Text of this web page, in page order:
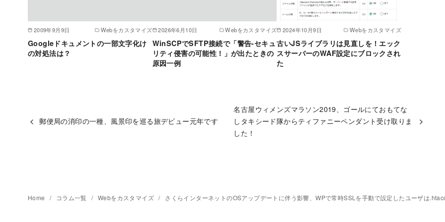
2009年9月9日 Webをカスタマイズ
Googleドキュメントの一部文字化け
の対処法は？
2026年6月10日 Webをカスタマイズ
WinSCPでSFTP接続で「警告-セキュ
リティ侵害の可能性！」が出たときの
原因一例
2024年10月9日 Webをカスタマイズ
古いJSライブラリは見直しを！エック
スサーバーのWAF設定にブロックされ
た
郵便局の消印の一種、風景印を巡る旅デビュー元年です
名古屋ウィメンズマラソン2019、ゴールにておもてな
しタキシード隊からティファニーペンダント受け取りま
した！
Home コラム一覧 Webをカスタマイズ さくらインターネットのOSアップデートに伴う影響、WPで常時SSLを手動で設定したユーザは